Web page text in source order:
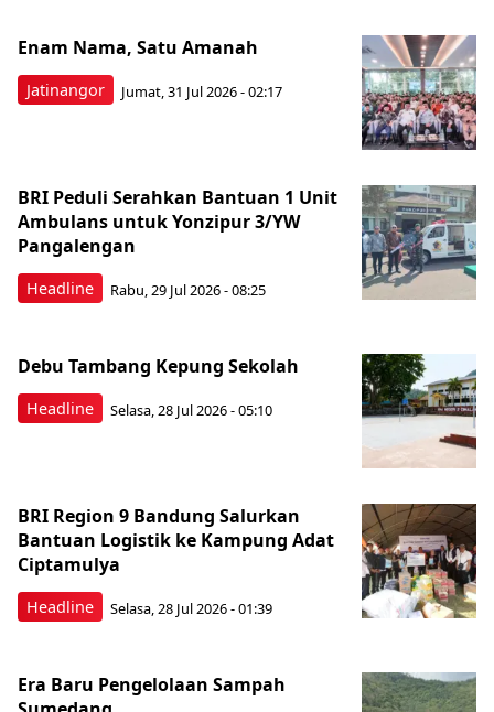
Jatinangor
Enam Nama, Satu Amanah
Jumat, 31 Jul 2026 - 02:17
Headline
BRI Peduli Serahkan Bantuan 1 Unit
Ambulans untuk Yonzipur 3/YW
Pangalengan
Rabu, 29 Jul 2026 - 08:25
Headline
Debu Tambang Kepung Sekolah
Selasa, 28 Jul 2026 - 05:10
Headline
BRI Region 9 Bandung Salurkan
Bantuan Logistik ke Kampung Adat
Ciptamulya
Selasa, 28 Jul 2026 - 01:39
Era Baru Pengelolaan Sampah